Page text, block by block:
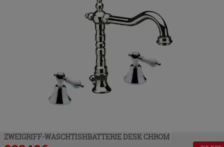
ZWEIGRIFF-WASCHTISHBATTERIE DESK CHROM